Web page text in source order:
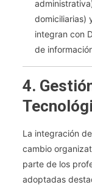
domiciliarias)
integran con
de
4.
La integración
cambio
parte de los
adoptadas